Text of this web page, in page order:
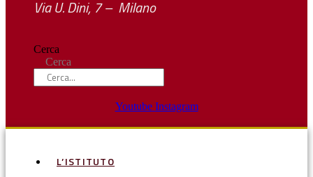
Via U. Dini, 7 – Milano
Cerca
Cerca
Youtube Instagram
L’ISTITUTO